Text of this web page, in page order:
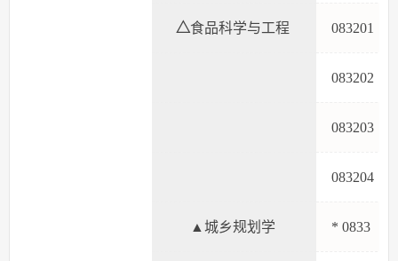
△食品科学与工程
▲城乡规划学 *